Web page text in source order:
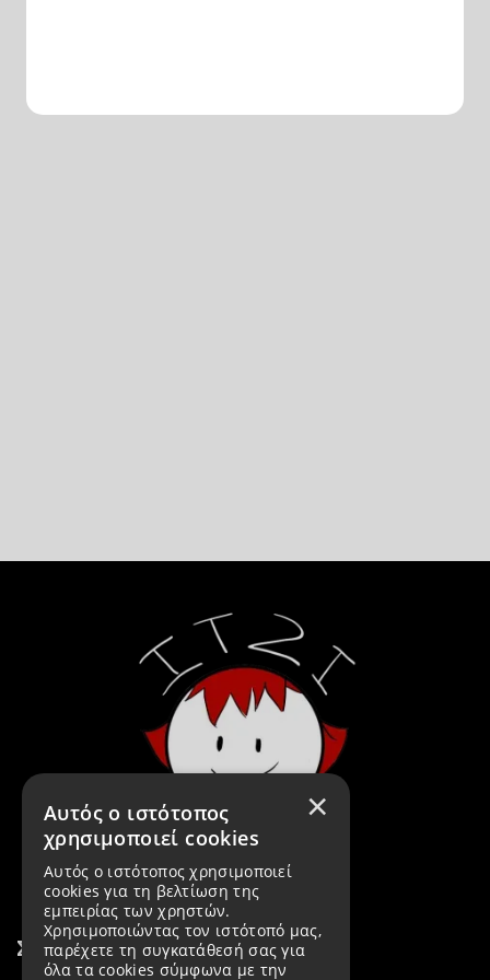
Σύνδεσμοι
×
Αυτός ο ιστότοπος
χρησιμοποιεί cookies
Αυτός ο ιστότοπος χρησιμοποιεί
cookies για τη βελτίωση της
εμπειρίας των χρηστών.
Χρησιμοποιώντας τον ιστότοπό μας,
παρέχετε τη συγκατάθεσή σας για
όλα τα cookies σύμφωνα με την